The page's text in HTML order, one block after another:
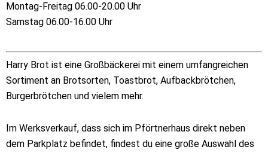
Montag-Freitag 06.00-20.00 Uhr
Samstag 06.00-16.00 Uhr
Harry Brot ist eine Großbäckerei mit einem umfangreichen
Sortiment an Brotsorten, Toastbrot, Aufbackbrötchen,
Burgerbrötchen und vielem mehr.
Im Werksverkauf, dass sich im Pförtnerhaus direkt neben
dem Parkplatz befindet, findest du eine große Auswahl des